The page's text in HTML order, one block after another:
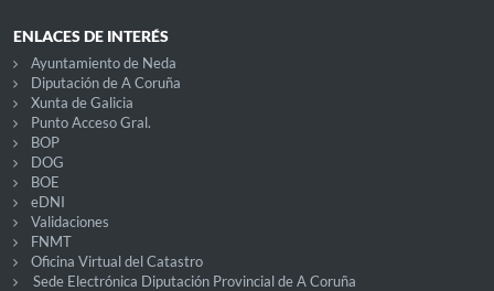
ENLACES DE INTERÉS
Ayuntamiento de Neda
Diputación de A Coruña
Xunta de Galicia
Punto Acceso Gral.
BOP
DOG
BOE
eDNI
Validaciones
FNMT
Oficina Virtual del Catastro
Sede Electrónica Diputación Provincial de A Coruña